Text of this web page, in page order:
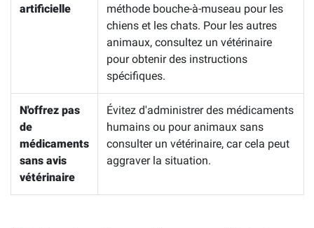
artificielle
méthode bouche-à-museau pour les
chiens et les chats. Pour les autres
animaux, consultez un vétérinaire
pour obtenir des instructions
spécifiques.
N'offrez pas
de
médicaments
sans avis
vétérinaire
Évitez d'administrer des médicaments
humains ou pour animaux sans
consulter un vétérinaire, car cela peut
aggraver la situation.